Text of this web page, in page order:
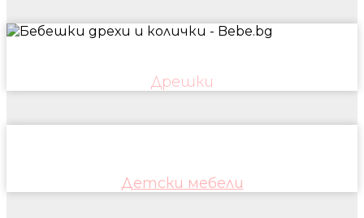
Дрешки
Детски мебели